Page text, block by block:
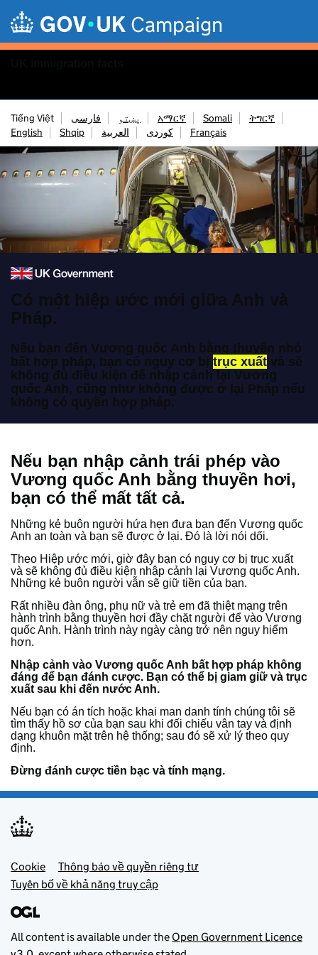
Campaign
Tiếng Việt فارسی پښتو አማርኛ Somali
ትግርኛ
English
Shqip العربية کوردی Français
Có một hiệp ước mới giữa Anh và
Pháp.
Nếu bạn đến Vương quốc Anh bằng thuyền nhỏ
bất hợp pháp, bạn có nguy cơ bị trục xuất và sẽ
không đủ điều kiện để nhập cảnh lại Vương
quốc Anh, cũng như không được ở lại Pháp nếu
không có quyền hợp pháp.
Nếu bạn nhập cảnh trái phép vào
Vương quốc Anh bằng thuyền hơi,
bạn có thể mất tất cả.
Những kẻ buôn người hứa hẹn đưa bạn đến Vương quốc
Anh an toàn và bạn sẽ được ở lại. Đó là lời nói dối.
Theo Hiệp ước mới, giờ đây bạn có nguy cơ bị trục xuất
và sẽ không đủ điều kiện nhập cảnh lại Vương quốc Anh.
Những kẻ buôn người vẫn sẽ giữ tiền của bạn.
Rất nhiều đàn ông, phụ nữ và trẻ em đã thiệt mạng trên
hành trình bằng thuyền hơi đầy chặt người để vào Vương
quốc Anh. Hành trình này ngày càng trở nên nguy hiểm
hơn.
Nhập cảnh vào Vương quốc Anh bất hợp pháp không
đáng để bạn đánh cược. Bạn có thể bị giam giữ và trục
xuất sau khi đến nước Anh.
Nếu bạn có án tích hoặc khai man danh tính chúng tôi sẽ
tìm thấy hồ sơ của bạn sau khi đối chiếu vân tay và định
dạng khuôn mặt trên hệ thống; sau đó sẽ xử lý theo quy
định.
Đừng đánh cược tiền bạc và tính mạng.
Footer menu
Cookie
Thông báo về quyền riêng tư
Tuyên bố về khả năng truy cập
All content is available under the Open Government Licence